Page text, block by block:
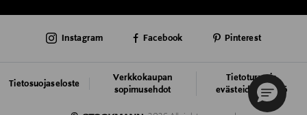
AJANKOHTAISTA
Tietosuojaseloste
Verkkokaupan
sopimusehdot
Tietoturva ja
evästeiden käyttö
Instagram Facebook Pinterest